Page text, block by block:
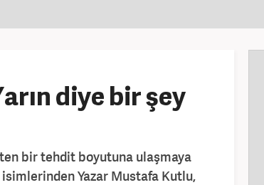
diye bir şey
bir tehdit boyutuna ulaşmaya
isimlerinden Yazar Mustafa Kutlu,